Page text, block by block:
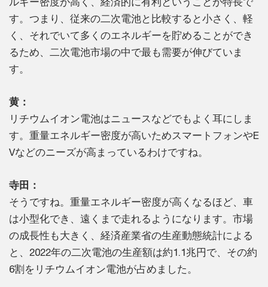
す。つまり、従来の二次電池と比較すると小さく、軽
く、それでいて多くのエネルギーを貯めることができ
るため、二次電池市場の中で最も需要が伸びていま
す。
黄：
リチウムイオン電池はニュースなどでもよく耳にしま
す。重量エネルギー密度が高いためスマートフォンやE
Vなどのニーズが高まっているわけですね。
寺田：
そうですね。重量エネルギー密度が高くなるほど、車
は小型化でき、遠くまで走れるようになります。市場
の成長性も大きく、経済産業省の生産動態統計による
と、2022年の二次電池の生産額は約1.1兆円で、その約
6割をリチウムイオン電池が占めました。